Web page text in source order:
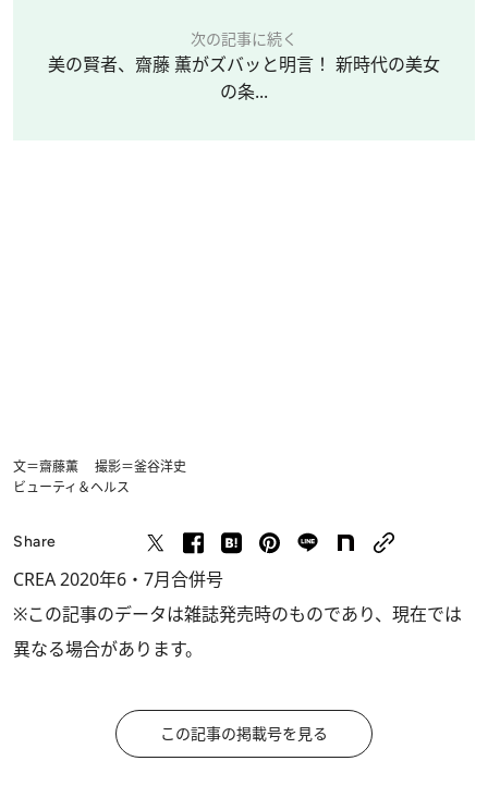
次の記事に続く
美の賢者、齋藤 薫がズバッと明言！ 新時代の美女
の条...
文＝齋藤薫 撮影＝釜谷洋史
ビューティ＆ヘルス
Share
CREA 2020年6・7月合併号
※この記事のデータは雑誌発売時のものであり、現在では
異なる場合があります。
この記事の掲載号を見る